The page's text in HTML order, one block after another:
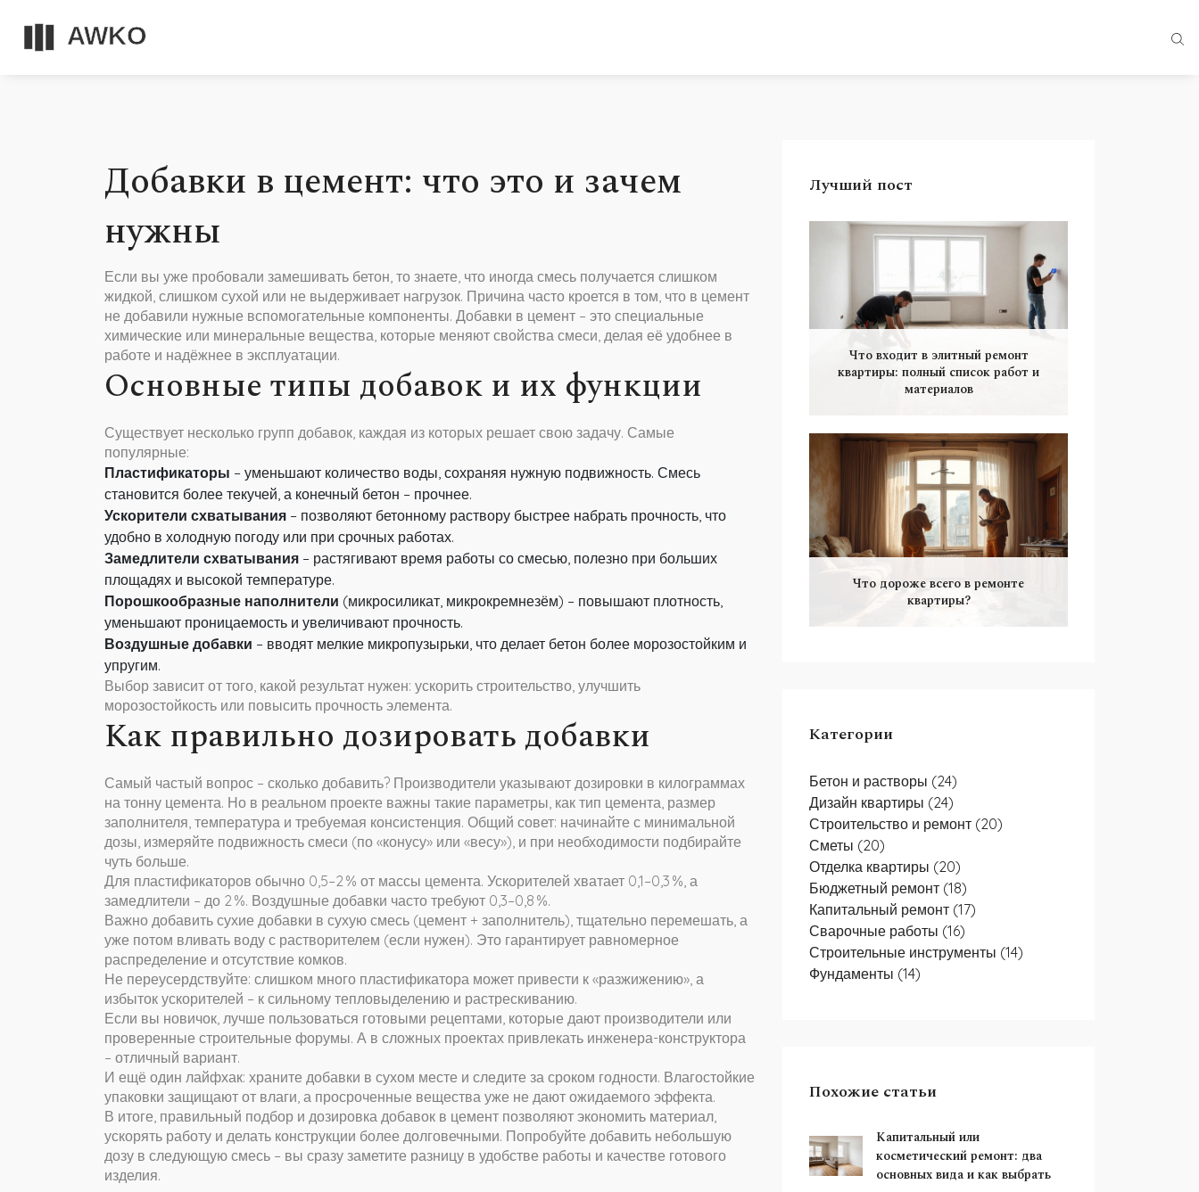
Добавки в цемент: что это и зачем
нужны
Если вы уже пробовали замешивать бетон, то знаете, что иногда смесь получается слишком
жидкой, слишком сухой или не выдерживает нагрузок. Причина часто кроется в том, что в цемент
не добавили нужные вспомогательные компоненты. Добавки в цемент – это специальные
химические или минеральные вещества, которые меняют свойства смеси, делая её удобнее в
работе и надёжнее в эксплуатации.
Основные типы добавок и их функции
Существует несколько групп добавок, каждая из которых решает свою задачу. Самые
популярные:
Пластификаторы – уменьшают количество воды, сохраняя нужную подвижность. Смесь
становится более текучей, а конечный бетон – прочнее.
Ускорители схватывания – позволяют бетонному раствору быстрее набрать прочность, что
удобно в холодную погоду или при срочных работах.
Замедлители схватывания – растягивают время работы со смесью, полезно при больших
площадях и высокой температуре.
Порошкообразные наполнители (микросиликат, микрокремнезём) – повышают плотность,
уменьшают проницаемость и увеличивают прочность.
Воздушные добавки – вводят мелкие микропузырьки, что делает бетон более морозостойким и
упругим.
Выбор зависит от того, какой результат нужен: ускорить строительство, улучшить
морозостойкость или повысить прочность элемента.
Как правильно дозировать добавки
Самый частый вопрос – сколько добавить? Производители указывают дозировки в килограммах
на тонну цемента. Но в реальном проекте важны такие параметры, как тип цемента, размер
заполнителя, температура и требуемая консистенция. Общий совет: начинайте с минимальной
дозы, измеряйте подвижность смеси (по «конусу» или «весу»), и при необходимости подбирайте
чуть больше.
Для пластификаторов обычно 0,5–2 % от массы цемента. Ускорителей хватает 0,1–0,3 %, а
замедлители – до 2 %. Воздушные добавки часто требуют 0,3–0,8 %.
Важно добавить сухие добавки в сухую смесь (цемент + заполнитель), тщательно перемешать, а
уже потом вливать воду с растворителем (если нужен). Это гарантирует равномерное
распределение и отсутствие комков.
Не переусердствуйте: слишком много пластификатора может привести к «разжижению», а
избыток ускорителей – к сильному тепловыделению и растрескиванию.
Если вы новичок, лучше пользоваться готовыми рецептами, которые дают производители или
проверенные строительные форумы. А в сложных проектах привлекать инженера-конструктора
– отличный вариант.
И ещё один лайфхак: храните добавки в сухом месте и следите за сроком годности. Влагостойкие
упаковки защищают от влаги, а просроченные вещества уже не дают ожидаемого эффекта.
В итоге, правильный подбор и дозировка добавок в цемент позволяют экономить материал,
ускорять работу и делать конструкции более долговечными. Попробуйте добавить небольшую
дозу в следующую смесь – вы сразу заметите разницу в удобстве работы и качестве готового
изделия.
Лучший пост
Что входит в элитный ремонт
квартиры: полный список работ и
материалов
Что дороже всего в ремонте
квартиры?
Категории
Бетон и растворы (24)
Дизайн квартиры (24)
Строительство и ремонт (20)
Сметы (20)
Отделка квартиры (20)
Бюджетный ремонт (18)
Капитальный ремонт (17)
Сварочные работы (16)
Строительные инструменты (14)
Фундаменты (14)
Похожие статьи
Капитальный или
косметический ремонт: два
основных вида и как выбрать